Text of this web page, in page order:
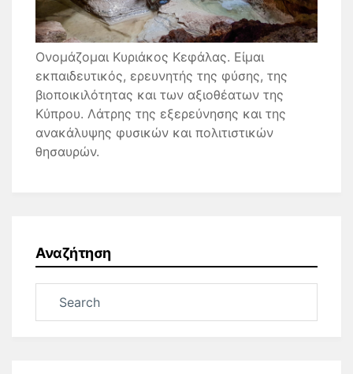
Ονομάζομαι Κυριάκος Κεφάλας. Είμαι
εκπαιδευτικός, ερευνητής της φύσης, της
βιοποικιλότητας και των αξιοθέατων της
Κύπρου. Λάτρης της εξερεύνησης και της
ανακάλυψης φυσικών και πολιτιστικών
θησαυρών.
Αναζήτηση